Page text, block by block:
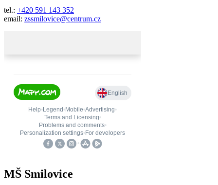
tel.: +420 591 143 352
email: zssmilovice@centrum.cz
MŠ Smilovice